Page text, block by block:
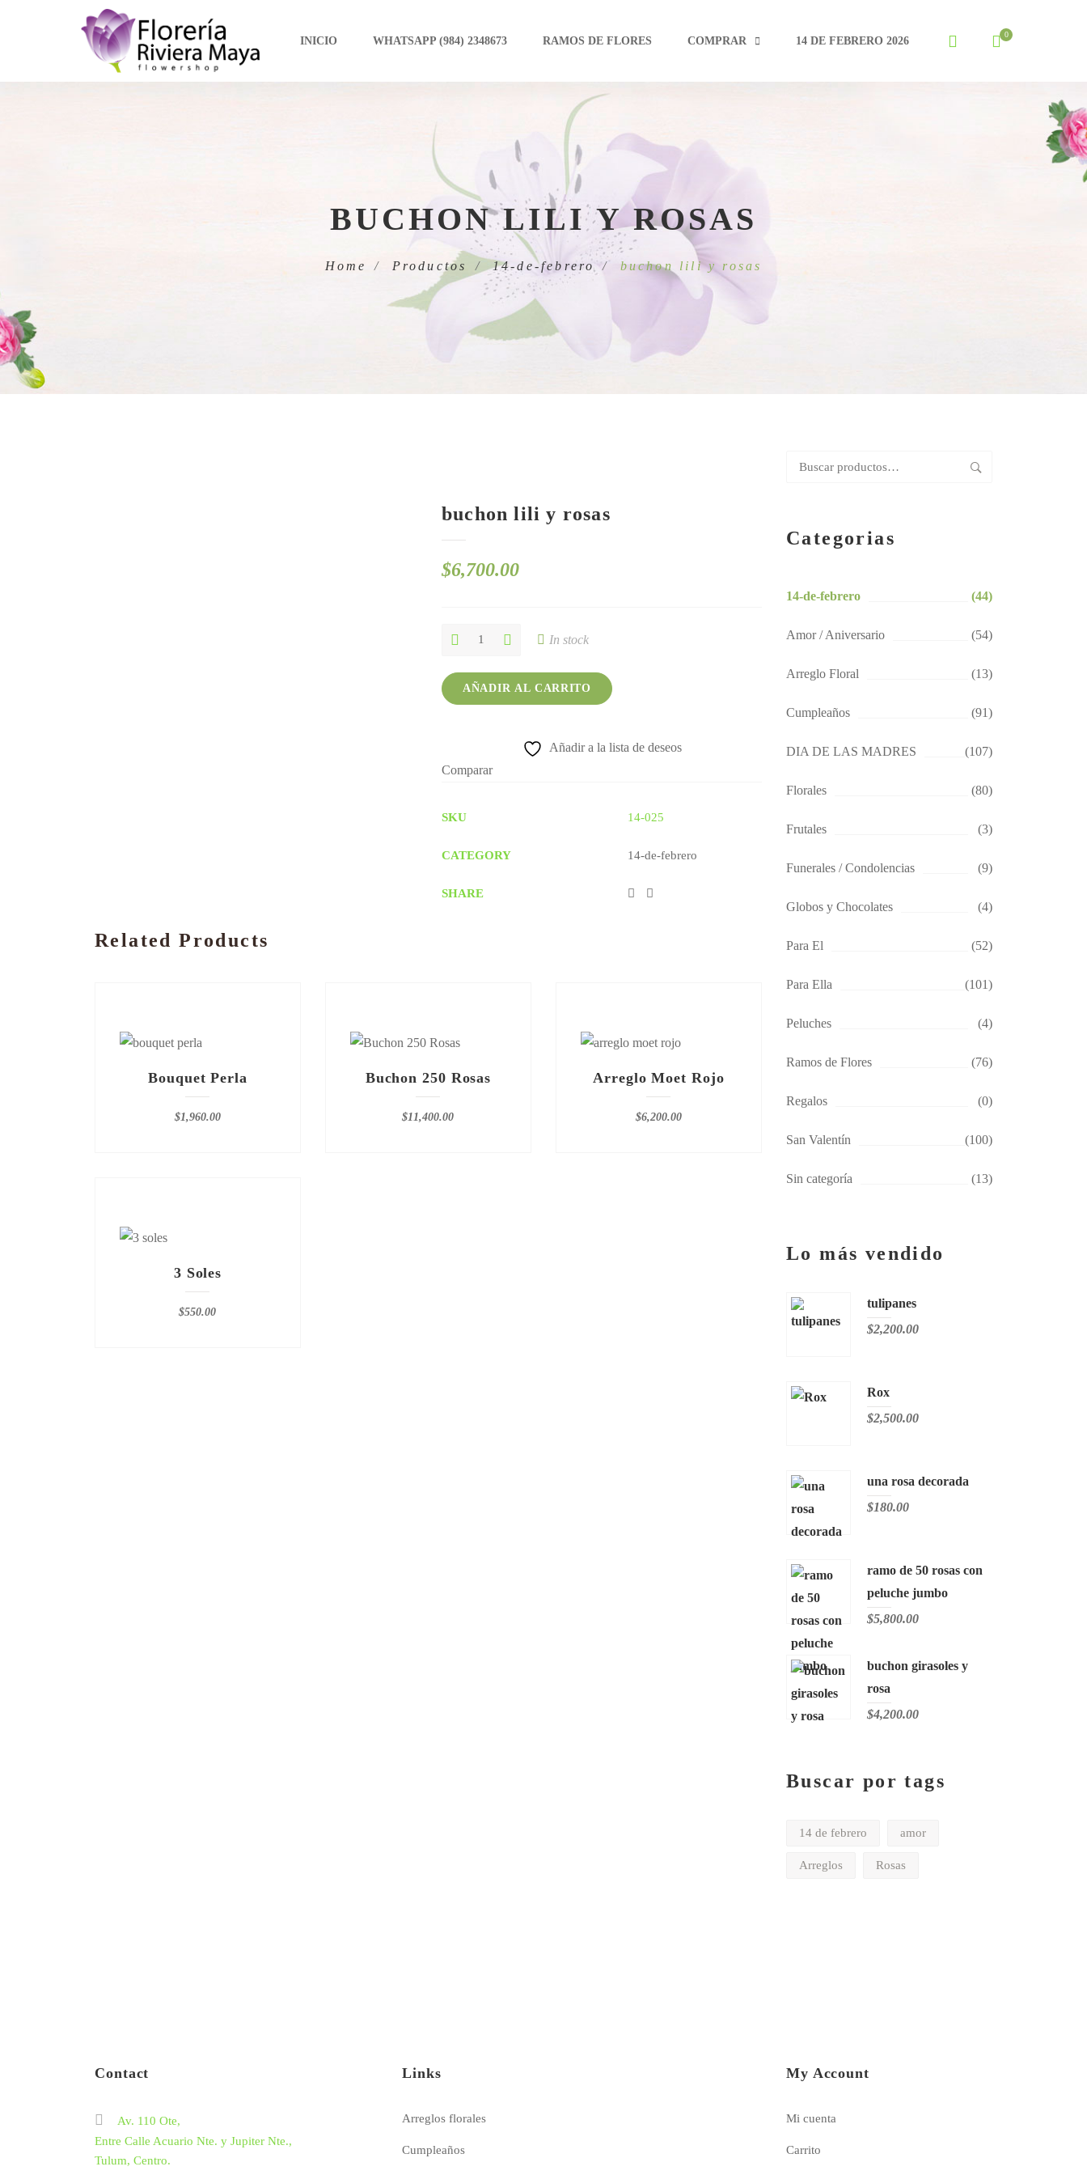
INICIO WHATSAPP (984) 2348673 RAMOS DE FLORES COMPRAR 14 DE FEBRERO 2026
BUCHON LILI Y ROSAS
Home Productos 14-de-febrero buchon lili y rosas
buchon lili y rosas
$6,700.00
buchon
rosas
quantity
In stock
AÑADIR AL CARRITO
Añadir a la lista de deseos
Comparar
SKU 14-025
CATEGORY 14-de-febrero
SHARE
Related Products
Bouquet Perla
$1,960.00
Buchon 250 Rosas
$11,400.00
Arreglo Moet Rojo
$6,200.00
3 Soles
$550.00
Buscar
Categorias
14-de-febrero (44)
Amor / Aniversario (54)
Arreglo Floral (13)
Cumpleaños (91)
DIA DE LAS MADRES (107)
Florales (80)
Frutales (3)
Funerales / Condolencias (9)
Globos y Chocolates (4)
Para El (52)
Para Ella (101)
Peluches (4)
Ramos de Flores (76)
Regalos (0)
San Valentín (100)
Sin categoría (13)
Lo más vendido
tulipanes
$2,200.00
Rox
$2,500.00
una rosa decorada
$180.00
ramo de 50 rosas con
peluche jumbo
$5,800.00
buchon girasoles y
rosa
$4,200.00
Buscar por tags
14 de febrero amor
Arreglos Rosas
Contact
Av. 110 Ote,
Entre Calle Acuario Nte. y Jupiter Nte.,
Tulum, Centro.
Links
Arreglos florales
Cumpleaños
My Account
Mi cuenta
Carrito